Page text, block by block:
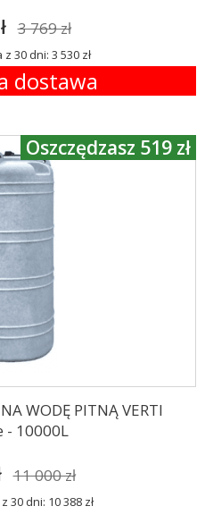
3 769 zł
30 dni: 3 530 zł
dostawa
WODĘ PITNĄ VERTI
- 10000L
11 000 zł
30 dni: 10 388 zł
Oszczędzasz 519 zł